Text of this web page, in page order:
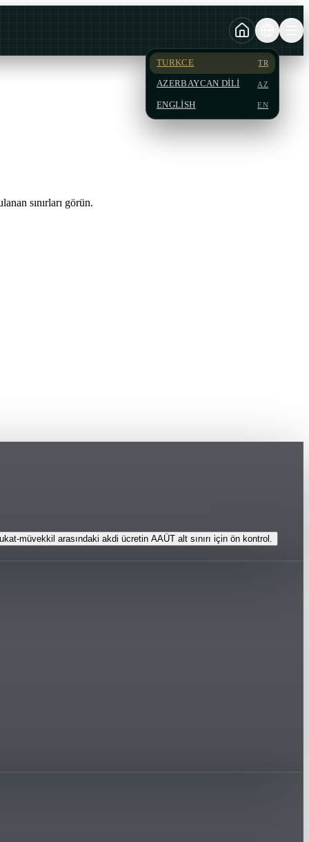
TURKCE TR
AZERBAYCAN DILI AZ
ENGLISH EN
sınırları görün.
müvekkil arasındaki akdi ücretin AAÜT alt sınırı için ön kontrol.